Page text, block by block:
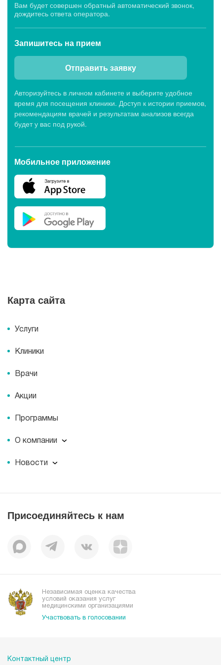
Будни: c 8:00 до 21:00, Сб: c 8:00 до 15:00,
Клиники первичного приема
Клиника «МЕДСИ-Промедицина»
на ул. Аксакова, 79 в Уфе
Будни, Сб: c 8:00 до 21:00, Вс: c 8:00 до 15:00
Вам будет совершен обратный автоматический звонок,
дождитесь ответа оператора.
Запишитесь на прием
Отправить заявку
Авторизуйтесь в личном кабинете и выберите удобное
время для посещения клиники. Доступ к истории приемов,
рекомендациям врачей и результатам анализов всегда
будет у вас под рукой.
Мобильное приложение
Карта сайта
Услуги
Клиники
Врачи
Акции
Программы
О компании
О компании
Пациентам
Миссия
Корпоративная социальная ответственность
Наши преимущества
Новости
Пресс-центр
Присоединяйтесь к нам
Независимая оценка качества
условий оказания услуг
медицинскими организациями
Участвовать в голосовании
Контактный центр